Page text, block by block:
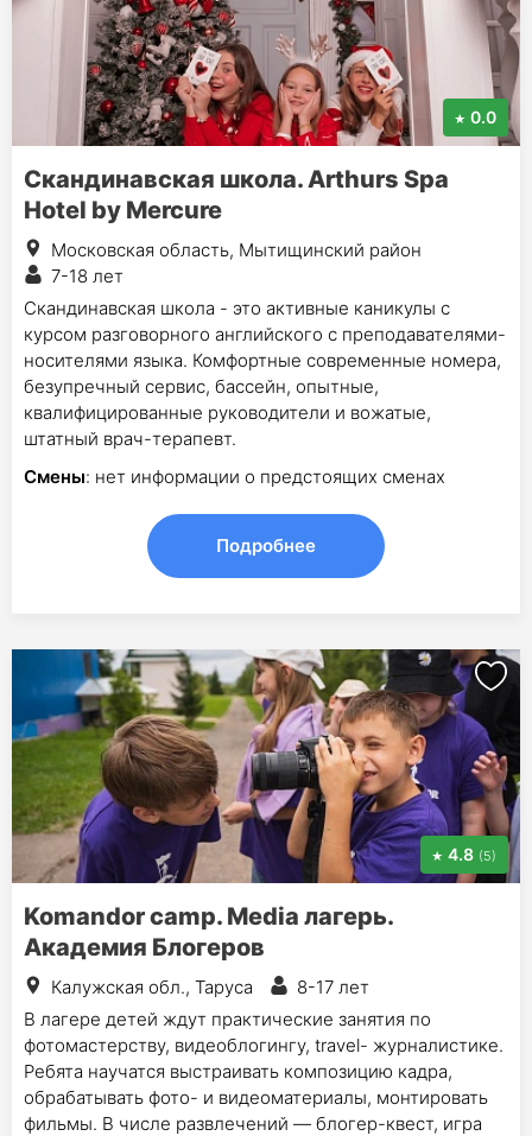
0.0
Скандинавская школа. Arthurs Spa
Hotel by Mercure
Московская область, Мытищинский район
7-18 лет
Скандинавская школа - это активные каникулы с
курсом разговорного английского с преподавателями-
носителями языка. Комфортные современные номера,
безупречный сервис, бассейн, опытные,
квалифицированные руководители и вожатые,
штатный врач-терапевт.
Смены: нет информации о предстоящих сменах
Подробнее
4.8 (5)
Komandor camp. Media лагерь.
Академия Блогеров
Калужская обл., Таруса
8-17 лет
В лагере детей ждут практические занятия по
фотомастерству, видеоблогингу, travel- журналистике.
Ребята научатся выстраивать композицию кадра,
обрабатывать фото- и видеоматериалы, монтировать
фильмы. В числе развлечений — блогер-квест, игра